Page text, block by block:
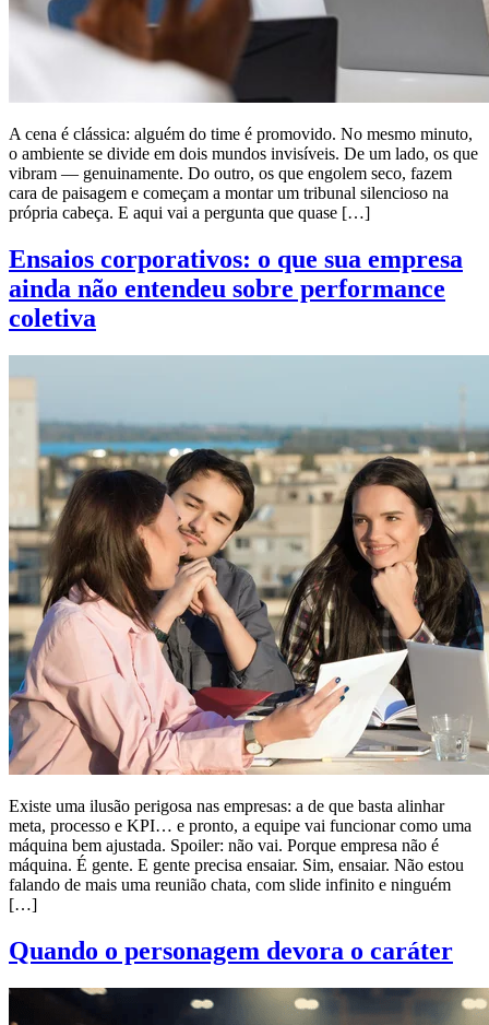
A cena é clássica: alguém do time é promovido. No mesmo minuto,
o ambiente se divide em dois mundos invisíveis. De um lado, os que
vibram — genuinamente. Do outro, os que engolem seco, fazem
cara de paisagem e começam a montar um tribunal silencioso na
própria cabeça. E aqui vai a pergunta que quase […]
Ensaios corporativos: o que sua empresa
ainda não entendeu sobre performance
coletiva
Existe uma ilusão perigosa nas empresas: a de que basta alinhar
meta, processo e KPI… e pronto, a equipe vai funcionar como uma
máquina bem ajustada. Spoiler: não vai. Porque empresa não é
máquina. É gente. E gente precisa ensaiar. Sim, ensaiar. Não estou
falando de mais uma reunião chata, com slide infinito e ninguém
[…]
Quando o personagem devora o caráter